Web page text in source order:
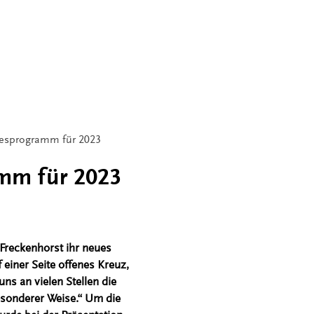
für 2023
für 2023
ihr neues
Seite offenes Kreuz,
an vielen Stellen die
Weise.“ Um die